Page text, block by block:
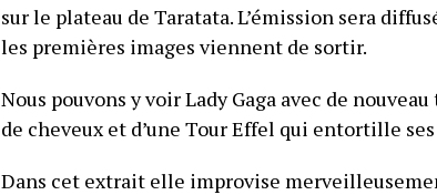
sur le plateau de Taratata. L’émission sera
les premières images viennent de sortir.
Nous pouvons y voir Lady Gaga avec de
de cheveux et d’une Tour Effel qui entortille
Dans cet extrait elle improvise